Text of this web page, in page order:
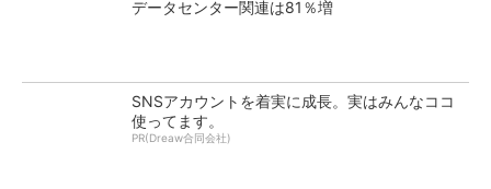
データセンター関連は81％増
SNSアカウントを着実に成長。実はみんなココ
使ってます。
PR(Dreaw合同会社)